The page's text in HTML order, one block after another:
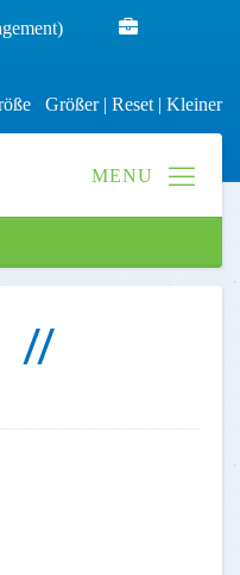
Größer| Reset | Kleiner